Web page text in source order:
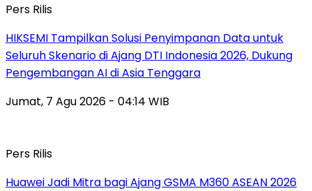
Pers Rilis
HIKSEMI Tampilkan Solusi Penyimpanan Data untuk
Seluruh Skenario di Ajang DTI Indonesia 2026, Dukung
Pengembangan AI di Asia Tenggara
Jumat, 7 Agu 2026 - 04:14 WIB
Pers Rilis
Huawei Jadi Mitra bagi Ajang GSMA M360 ASEAN 2026